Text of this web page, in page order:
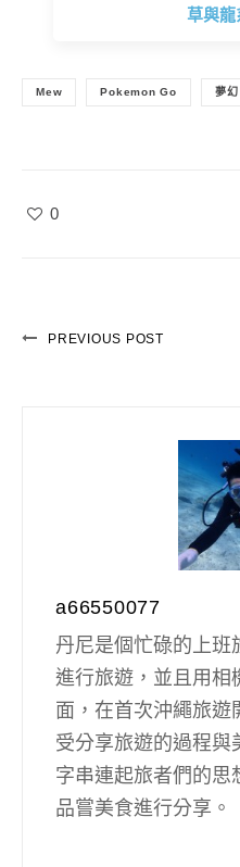
草與龍
Mew Pokemon Go 夢幻
0
PREVIOUS POST
a66550077
丹尼是個忙碌的上班
進行旅遊，並且用相
面，在首次沖繩旅
受分享旅遊的過程與
字串連起旅者們的思
品嘗美食進行分享。